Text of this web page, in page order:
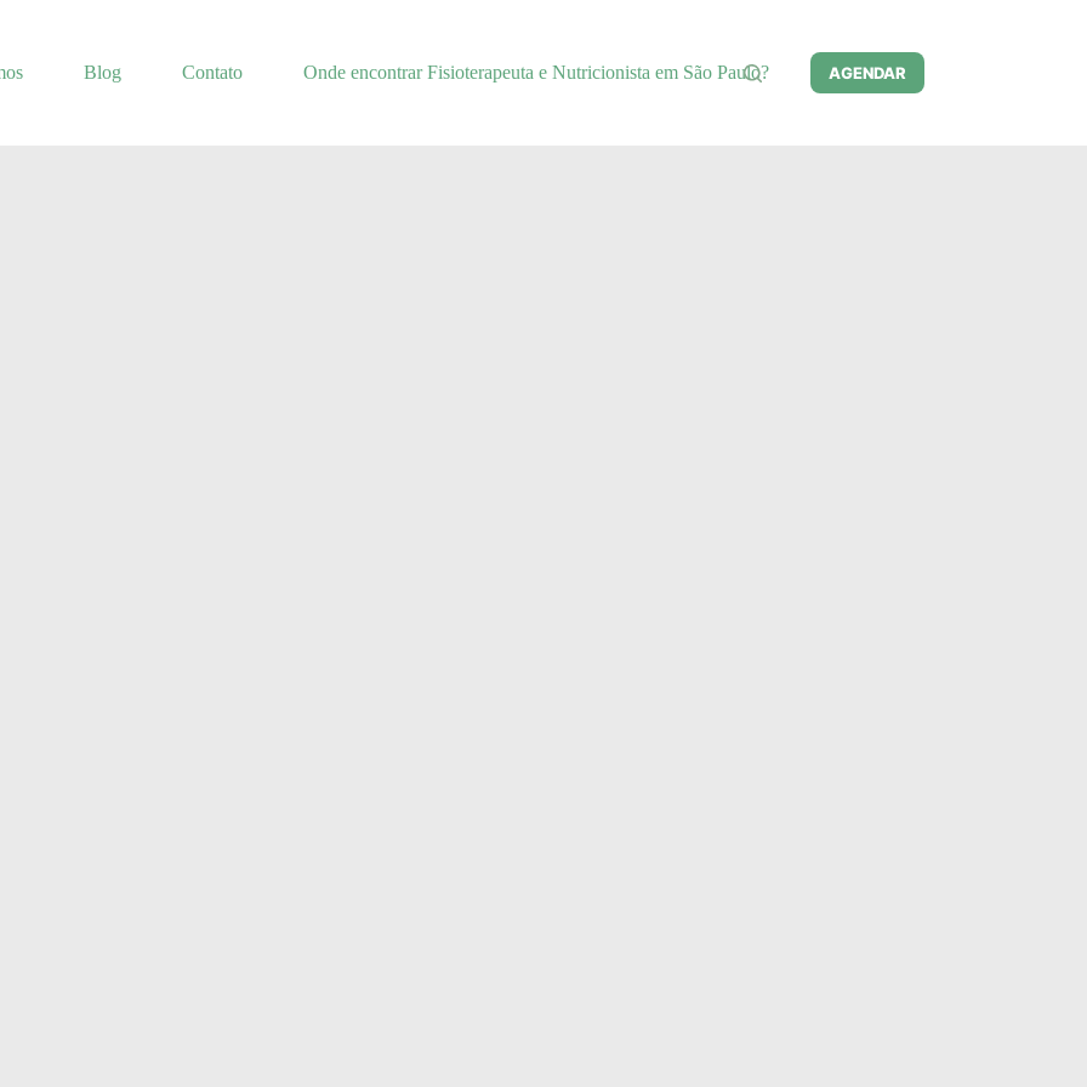
Blog Contato Onde encontrar Fisioterapeuta e Nutricionista em São Paulo? AGENDAR